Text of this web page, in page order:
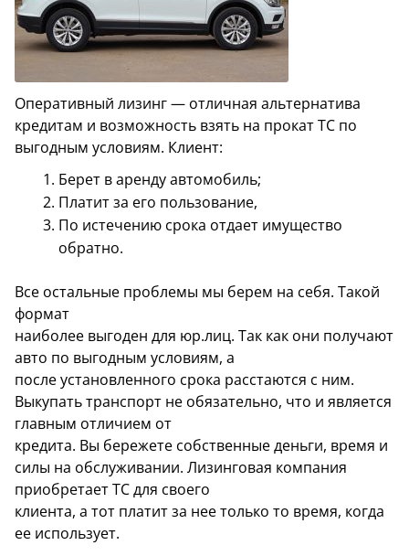
ТЕХПОМОЩЬ
АРЕНДА АВТО С ВОДИТЕЛЕМ
АРЕНДА АВТОМОБИЛЕЙ НА СВАДЬБУ
ТАРИФЫ
О НАС
УСЛОВИЯ АРЕНДЫ
АКЦИИ
КОНТАКТЫ
Оперативный лизинг — отличная альтернатива
кредитам и возможность взять на прокат ТС по
выгодным условиям. Клиент:
Берет в аренду автомобиль;
Платит за его пользование,
По истечению срока отдает имущество
обратно.
Все остальные проблемы мы берем на себя. Такой
формат
наиболее выгоден для юр.лиц. Так как они получают
авто по выгодным условиям, а
после установленного срока расстаются с ним.
Выкупать транспорт не обязательно, что и является
главным отличием от
кредита. Вы бережете собственные деньги, время и
силы на обслуживании. Лизинговая компания
приобретает ТС для своего
клиента, а тот платит за нее только то время, когда
ее использует.